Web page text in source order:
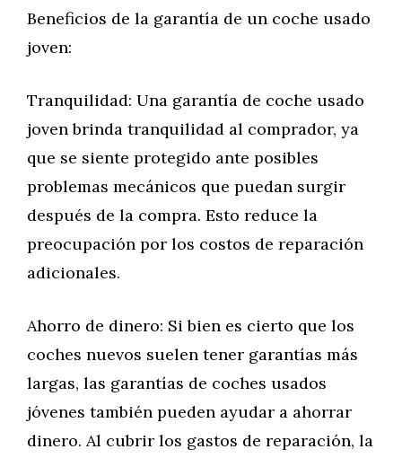
Beneficios de la garantía de un coche usado
joven:
Tranquilidad: Una garantía de coche usado
joven brinda tranquilidad al comprador, ya
que se siente protegido ante posibles
problemas mecánicos que puedan surgir
después de la compra. Esto reduce la
preocupación por los costos de reparación
adicionales.
Ahorro de dinero: Si bien es cierto que los
coches nuevos suelen tener garantías más
largas, las garantías de coches usados
jóvenes también pueden ayudar a ahorrar
dinero. Al cubrir los gastos de reparación, la